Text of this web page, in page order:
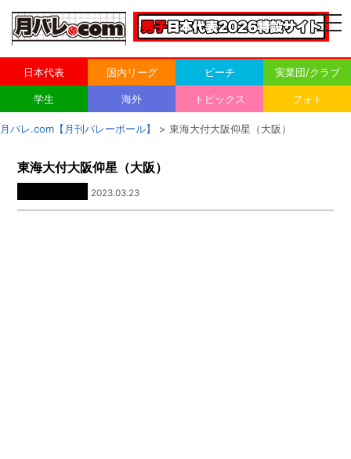
日本代表 国内リーグ ビーチ 実業団/クラブ
学生 海外 トピックス フォト
月バレ.com【月刊バレーボール】 > 東海大付大阪仰星（大阪）
東海大付大阪仰星（大阪）
2023.03.23